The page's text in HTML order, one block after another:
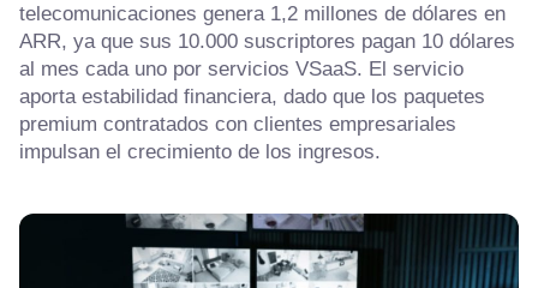
telecomunicaciones genera 1,2 millones de dólares en
ARR, ya que sus 10.000 suscriptores pagan 10 dólares
al mes cada uno por servicios VSaaS. El servicio
aporta estabilidad financiera, dado que los paquetes
premium contratados con clientes empresariales
impulsan el crecimiento de los ingresos.